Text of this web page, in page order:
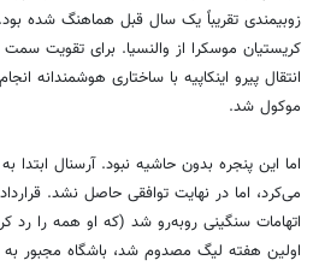
زوبیمندی تقریباً یک سال قبل هماهنگ شده بود.
کریستیان موسکرا از والنسیا. برای تقویت
انتقال پیرو اینکاپیه با ساختاری هوشمندانه
موکول شد.
اما این پنجره بدون حاشیه نبود. آرسنال ابتدا
می‌کرد، اما در نهایت توافقی حاصل نشد.
اتهامات سنگینی روبه‌رو شد (که او همه را رد
اولین هفته لیگ مصدوم شد، باشگاه مجبور